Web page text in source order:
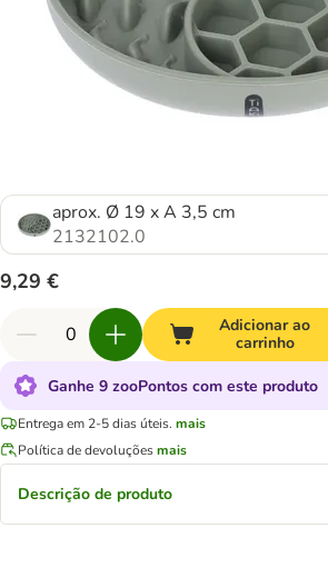
aprox. Ø 19 x A 3,5 cm
2132102.0
9,29 €
Adicionar ao
carrinho
Ganhe 9 zooPontos com este produto
Entrega em 2-5 dias úteis. mais
Política de devoluçõesmais
Descrição de produto